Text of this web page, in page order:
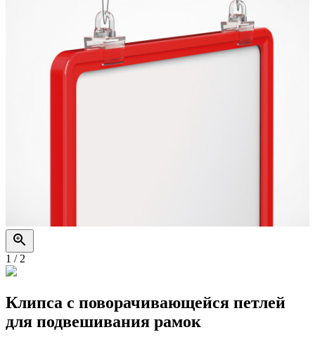
1 / 2
Клипса с поворачивающейся петлей
для подвешивания рамок